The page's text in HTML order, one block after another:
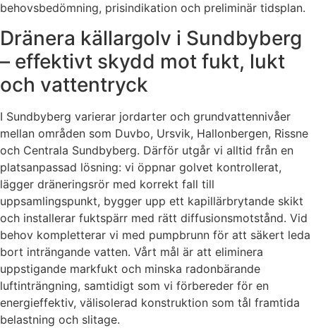
behovsbedömning, prisindikation och preliminär tidsplan.
Dränera källargolv i Sundbyberg
– effektivt skydd mot fukt, lukt
och vattentryck
I Sundbyberg varierar jordarter och grundvattennivåer
mellan områden som Duvbo, Ursvik, Hallonbergen, Rissne
och Centrala Sundbyberg. Därför utgår vi alltid från en
platsanpassad lösning: vi öppnar golvet kontrollerat,
lägger dräneringsrör med korrekt fall till
uppsamlingspunkt, bygger upp ett kapillärbrytande skikt
och installerar fuktspärr med rätt diffusionsmotstånd. Vid
behov kompletterar vi med pumpbrunn för att säkert leda
bort inträngande vatten. Vårt mål är att eliminera
uppstigande markfukt och minska radonbärande
luftinträngning, samtidigt som vi förbereder för en
energieffektiv, välisolerad konstruktion som tål framtida
belastning och slitage.